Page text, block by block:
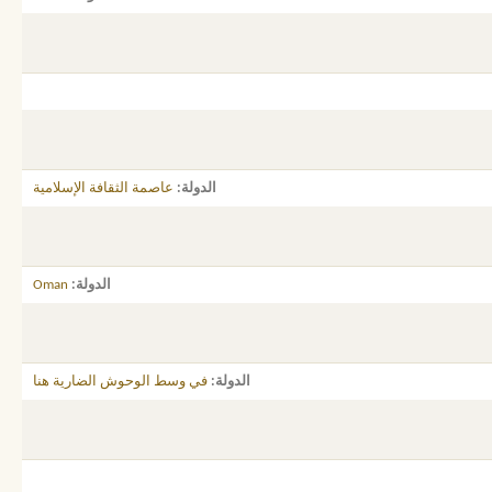
الدولة عاصمة الثقافة الإسلامية
الدولة Oman
الدولة في وسط الوحوش الضارية هنا